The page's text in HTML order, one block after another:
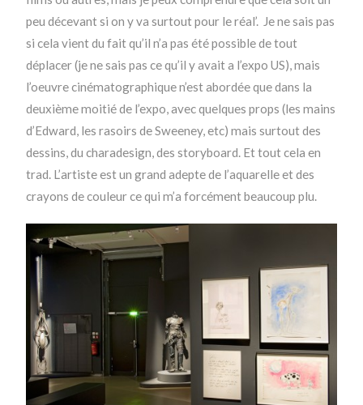
peu décevant si on y va surtout pour le réal’. Je ne sais pas
si cela vient du fait qu’il n’a pas été possible de tout
déplacer (je ne sais pas ce qu’il y avait a l’expo US), mais
l’oeuvre cinématographique n’est abordée que dans la
deuxième moitié de l’expo, avec quelques props (les mains
d’Edward, les rasoirs de Sweeney, etc) mais surtout des
dessins, du charadesign, des storyboard. Et tout cela en
trad. L’artiste est un grand adepte de l’aquarelle et des
crayons de couleur ce qui m’a forcément beaucoup plu.